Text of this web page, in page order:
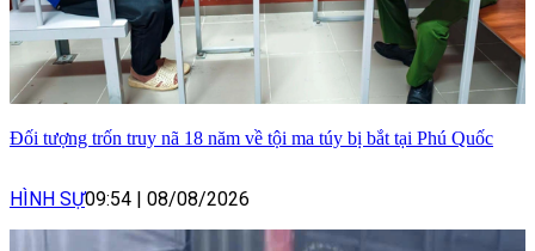
Đối tượng trốn truy nã 18 năm về tội ma túy bị bắt tại Phú Quốc
HÌNH SỰ09:54 08/08/2026